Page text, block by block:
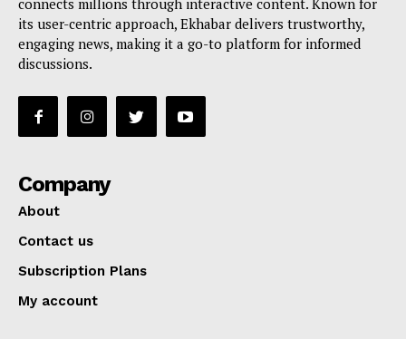
connects millions through interactive content. Known for
its user-centric approach, Ekhabar delivers trustworthy,
engaging news, making it a go-to platform for informed
discussions.
Company
About
Contact us
Subscription Plans
My account